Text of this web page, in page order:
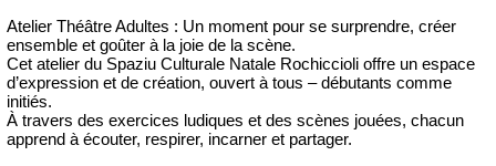
Atelier Théâtre Adultes : Un moment pour se surprendre, créer
ensemble et goûter à la joie de la scène.
Cet atelier du Spaziu Culturale Natale Rochiccioli offre un espace
d’expression et de création, ouvert à tous – débutants comme
initiés.
À travers des exercices ludiques et des scènes jouées, chacun
apprend à écouter, respirer, incarner et partager.